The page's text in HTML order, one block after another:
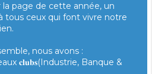
page de cette année, un
tous ceux qui font vivre notre
nous avons :
𝐜𝐥𝐮𝐛𝐬(Industrie, Banque &